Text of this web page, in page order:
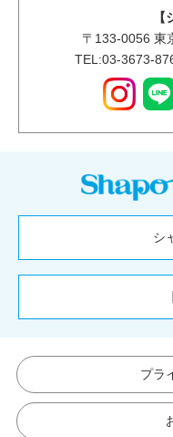
〒 133-0056 東
TEL:03-3673-
シ
プラ